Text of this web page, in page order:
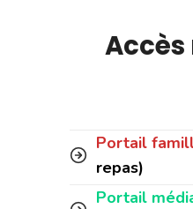
Accès
Portail
repas)
Portail